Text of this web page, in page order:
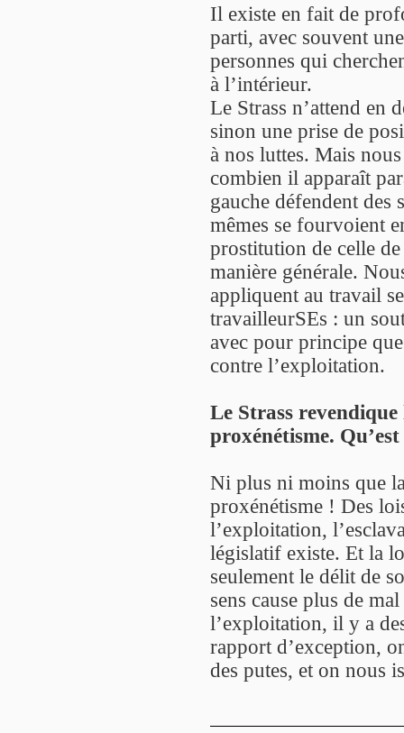
Il existe en fait de
parti, avec souvent
personnes qui
à l’intérieur.
Le Strass n’attend en
sinon une prise de
à nos luttes. Mais
combien il apparaît
gauche défendent des
mêmes se fourvoient
prostitution de celle
manière générale.
appliquent au travail
travailleurSEs : un
avec pour principe
contre l’exploitation.
Le Strass
proxénétisme.
Ni plus ni moins que
proxénétisme ! Des
l’exploitation,
législatif existe. Et la
seulement le délit de
sens cause plus de
l’exploitation, il y a
rapport d’exception,
des putes, et on nous